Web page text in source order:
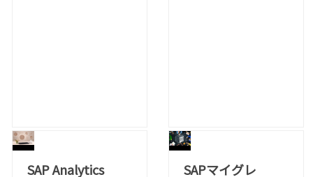
SAP Analytics SAPマイグレ